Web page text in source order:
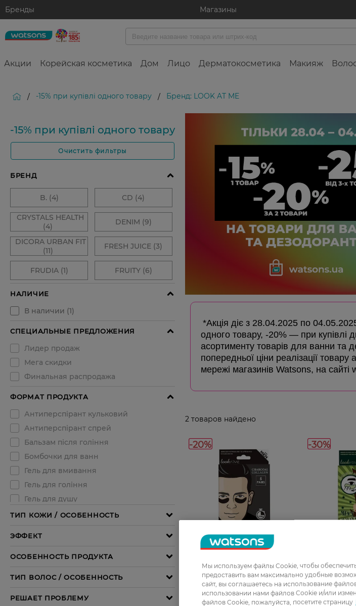
Бренды Магазины
Акции Корейская косметика Дом Лицо Дерматокосметика Макияж
/ -15% при купівлі одного товару / Бренд: LOOK AT ME
-15% при купівлі одного товару
Очистить фильтры
*Акція діє з 28.04.2025 по
одного товару, -20% — при купівлі
асортименту товарів для ванни та
попередньої ціни реалізації товару
мережі магазинів Watsons, на
2 товаров найдено
-20%
27 07 - 23 08
Патчи под глаза Men's Gel Eye
Patches Charcoal мужские 10
-30%
27 07 - 23 08
Патчи под
Hemp Seed
Мы используем файлы Cookie, чтобы
предоставить вам максимально удобные
сайт, вы соглашаетесь на использование
использовании нами файлов Cookie и/или
файлов Cookie, пожалуйста, посетите страницу